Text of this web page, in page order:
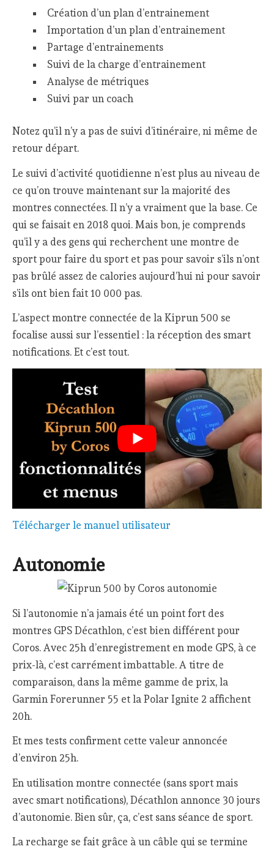
Création d’un plan d’entrainement
Importation d’un plan d’entrainement
Partage d’entrainements
Suivi de la charge d’entrainement
Analyse de métriques
Suivi par un coach
Notez qu’il n’y a pas de suivi d’itinéraire, ni même de
retour départ.
Le suivi d’activité quotidienne n’est plus au niveau de
ce qu’on trouve maintenant sur la majorité des
montres connectées. Il n’y a vraiment que la base. Ce
qui se faisait en 2018 quoi. Mais bon, je comprends
qu’il y a des gens qui recherchent une montre de
sport pour faire du sport et pas pour savoir s’ils n’ont
pas brûlé assez de calories aujourd’hui ni pour savoir
s’ils ont bien fait 10 000 pas.
L’aspect montre connectée de la Kiprun 500 se
focalise aussi sur l’essentiel : la réception des smart
notifications. Et c’est tout.
Télécharger le manuel utilisateur
Autonomie
Si l’autonomie n’a jamais été un point fort des
montres GPS Décathlon, c’est bien différent pour
Coros. Avec 25h d’enregistrement en mode GPS, à ce
prix-là, c’est carrément imbattable. A titre de
comparaison, dans la même gamme de prix, la
Garmin Forerunner 55 et la Polar Ignite 2 affichent
20h.
Et mes tests confirment cette valeur annoncée
d’environ 25h.
En utilisation montre connectée (sans sport mais
avec smart notifications), Décathlon annonce 30 jours
d’autonomie. Bien sûr, ça, c’est sans séance de sport.
La recharge se fait grâce à un câble qui se termine